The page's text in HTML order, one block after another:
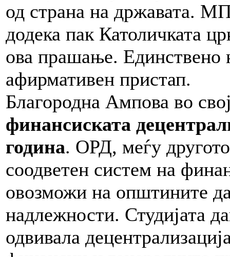
од страна на државата.
додека пак Католичката
ова прашање.
афирмативен пристап.
Благородна Ампова во
финансиската
година. ОРД, меѓу
соодветен систем на
овозможи на општините
надлежности. Студијата
одвивала